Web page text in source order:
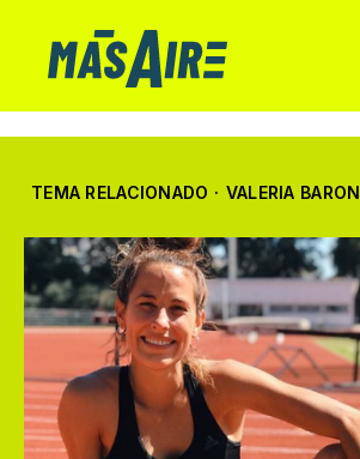
TEMA RELACIONADO · VALERIA BARON